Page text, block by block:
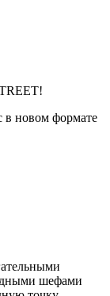
в новом формате
шефами